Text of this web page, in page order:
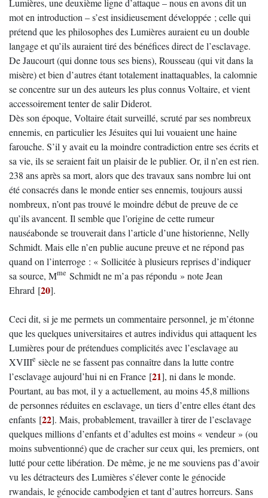
Lumières, une deuxième ligne d’attaque – nous en avons dit un
mot en introduction – s’est insidieusement développée ; celle qui
prétend que les philosophes des Lumières auraient eu un double
langage et qu’ils auraient tiré des bénéfices direct de l’esclavage.
De Jaucourt (qui donne tous ses biens), Rousseau (qui vit dans la
misère) et bien d’autres étant totalement inattaquables, la calomnie
se concentre sur un des auteurs les plus connus Voltaire, et vient
accessoirement tenter de salir Diderot.
Dès son époque, Voltaire était surveillé, scruté par ses nombreux
ennemis, en particulier les Jésuites qui lui vouaient une haine
farouche. S’il y avait eu la moindre contradiction entre ses écrits et
sa vie, ils se seraient fait un plaisir de le publier. Or, il n’en est rien.
238 ans après sa mort, alors que des travaux sans nombre lui ont
été consacrés dans le monde entier ses ennemis, toujours aussi
nombreux, n’ont pas trouvé le moindre début de preuve de ce
qu’ils avancent. Il semble que l’origine de cette rumeur
nauséabonde se trouverait dans l’article d’une historienne, Nelly
Schmidt. Mais elle n’en publie aucune preuve et ne répond pas
quand on l’interroge : « Sollicitée à plusieurs reprises d’indiquer
sa source, Mme Schmidt ne m’a pas répondu » note Jean
Ehrard [20].
Ceci dit, si je me permets un commentaire personnel, je m’étonne
que les quelques universitaires et autres individus qui attaquent les
Lumières pour de prétendues complicités avec l’esclavage au
XVIIIe siècle ne se fassent pas connaître dans la lutte contre
l’esclavage aujourd’hui ni en France [21], ni dans le monde.
Pourtant, au bas mot, il y a actuellement, au moins 45,8 millions
de personnes réduites en esclavage, un tiers d’entre elles étant des
enfants [22]. Mais, probablement, travailler à tirer de l’esclavage
quelques millions d’enfants et d’adultes est moins « vendeur » (ou
moins subventionné) que de cracher sur ceux qui, les premiers, ont
lutté pour cette libération. De même, je ne me souviens pas d’avoir
vu les détracteurs des Lumières s’élever conte le génocide
rwandais, le génocide cambodgien et tant d’autres horreurs. Sans